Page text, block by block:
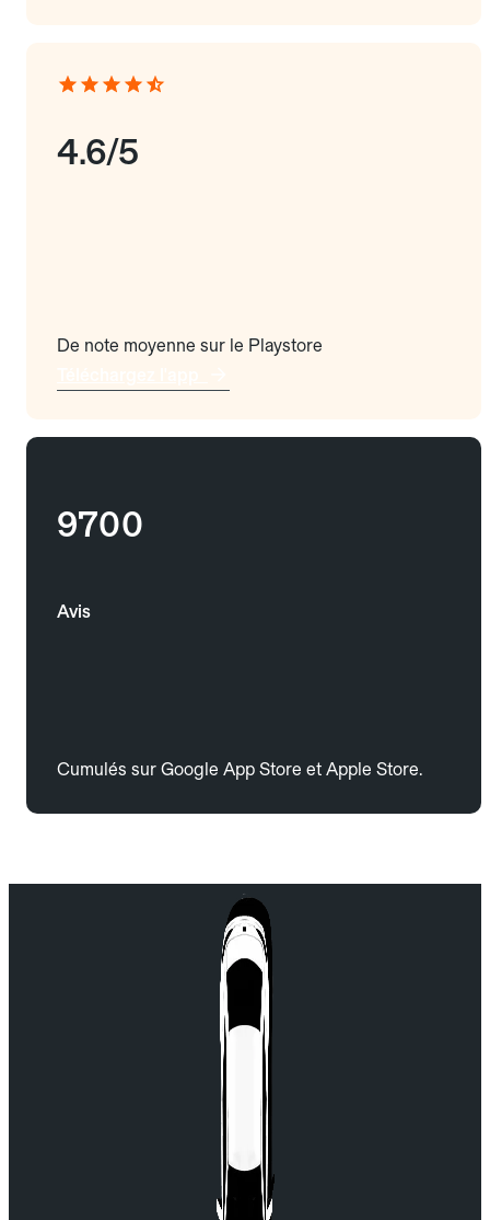
4.6/5
De note moyenne sur le Playstore
9700
Avis
Cumulés sur Google App Store et Apple Store.